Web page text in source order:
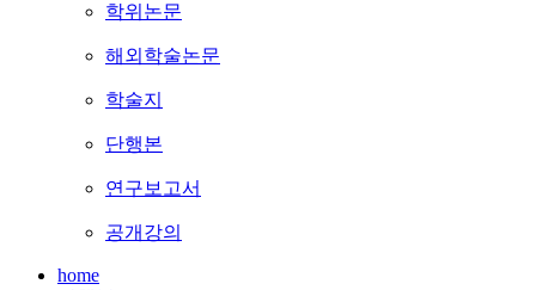
학위논문
해외학술논문
학술지
단행본
연구보고서
공개강의
home